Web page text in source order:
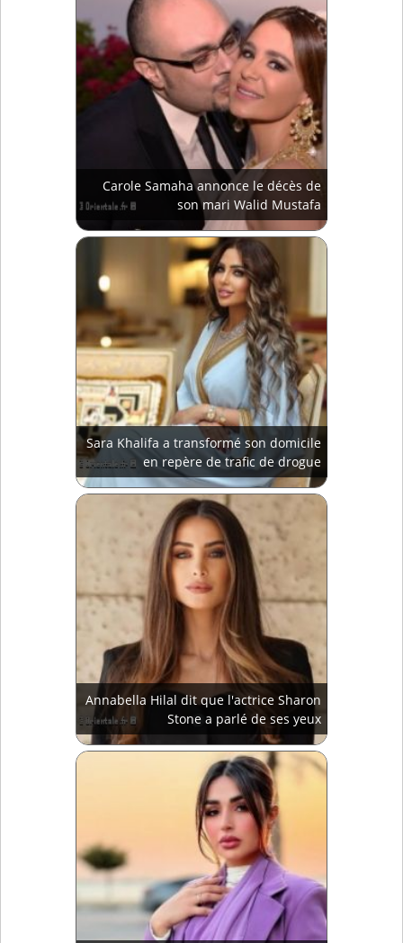
Carole Samaha annonce le décès de
son mari Walid Mustafa
Sara Khalifa a transformé son domicile
en repère de trafic de drogue
Annabella Hilal dit que l'actrice Sharon
Stone a parlé de ses yeux